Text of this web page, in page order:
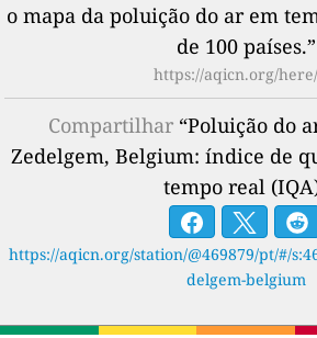
o mapa da poluição do ar em
de 100 países.”
https://aqicn.org/
Compartilhar“Poluição do
Zedelgem, Belgium: índice de
tempo real
https://aqicn.org/station/@469879/pt/#/
delgem-belgium